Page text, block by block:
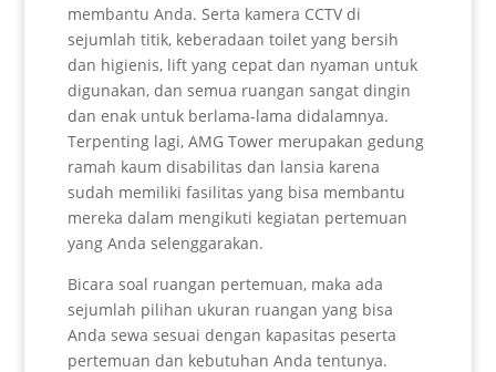
membantu Anda. Serta kamera CCTV di
sejumlah titik, keberadaan toilet yang bersih
dan higienis, lift yang cepat dan nyaman untuk
digunakan, dan semua ruangan sangat dingin
dan enak untuk berlama-lama didalamnya.
Terpenting lagi, AMG Tower merupakan gedung
ramah kaum disabilitas dan lansia karena
sudah memiliki fasilitas yang bisa membantu
mereka dalam mengikuti kegiatan pertemuan
yang Anda selenggarakan.
Bicara soal ruangan pertemuan, maka ada
sejumlah pilihan ukuran ruangan yang bisa
Anda sewa sesuai dengan kapasitas peserta
pertemuan dan kebutuhan Anda tentunya.